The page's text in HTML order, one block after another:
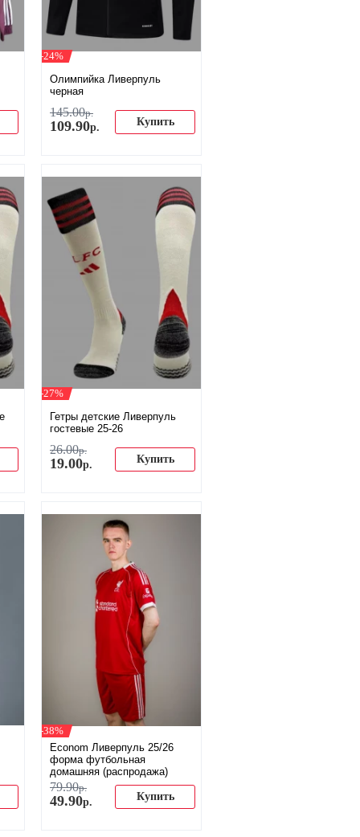
-24%
Олимпийка Ливерпуль
черная
145.00р.
109.90р. Купить
-27%
Гетры детские Ливерпуль
гостевые 25-26
26.00р.
19.00р. Купить
-38%
Econom Ливерпуль 25/26
форма футбольная
домашняя (распродажа)
79.90р.
49.90р. Купить